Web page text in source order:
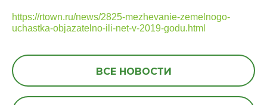
https://rtown.ru/news/2825-mezhevanie-zemelnogo-
uchastka-objazatelno-ili-net-v-2019-godu.html
ВСЕ НОВОСТИ